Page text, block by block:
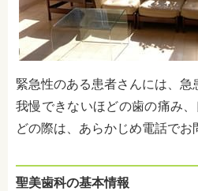
緊急性のある患者さんには、急
我慢できないほどの歯の痛み
どの際は、あらかじめ電話でお
聖美歯科の基本情報